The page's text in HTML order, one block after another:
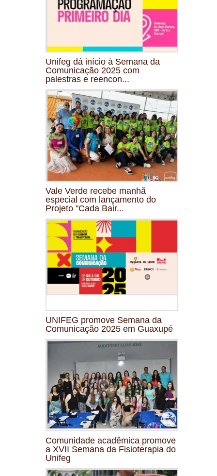
Unifeg dá início à Semana da
Comunicação 2025 com
palestras e reencon...
Vale Verde recebe manhã
especial com lançamento do
Projeto "Cada Bair...
UNIFEG promove Semana da
Comunicação 2025 em Guaxupé
Comunidade acadêmica promove
a XVII Semana da Fisioterapia do
Unifeg